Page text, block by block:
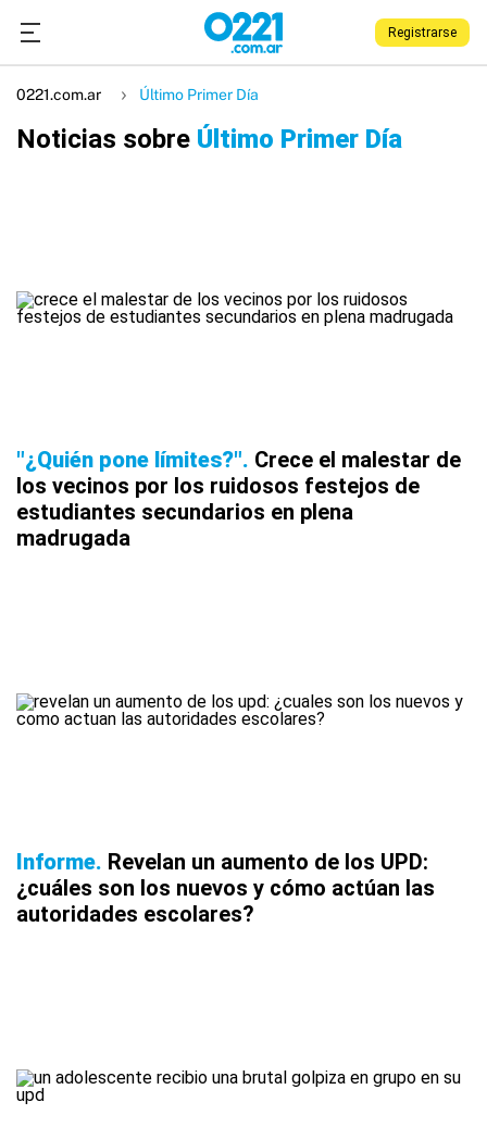
Registrarse
0221.com.ar Último Primer Día
Noticias sobre Último Primer Día
"¿Quién pone límites?" Crece el malestar de
los vecinos por los ruidosos festejos de
estudiantes secundarios en plena
madrugada
Informe Revelan un aumento de los UPD:
¿cuáles son los nuevos y cómo actúan las
autoridades escolares?